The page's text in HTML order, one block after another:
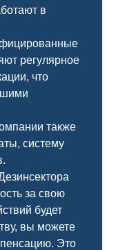
в
регулярное
что
также
систему
за свою
будет
вы можете
Это